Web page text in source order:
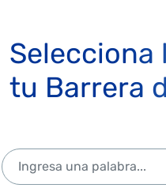
Selecciona
tu Barrera